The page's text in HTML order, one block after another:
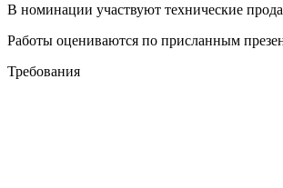
В номинации участвуют технические
Работы оцениваются по присланным
Требования